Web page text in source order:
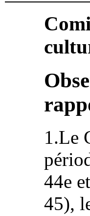
1.Le
44e
45),